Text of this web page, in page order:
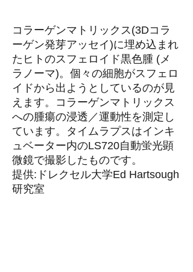
コラーゲンマトリックス(3Dコラ
ーゲン発芽アッセイ)に埋め込まれ
たヒトのスフェロイド黒色腫 (メ
ラノーマ)。個々の細胞がスフェロ
イドから出ようとしているのが見
えます。コラーゲンマトリックス
への腫瘍の浸透／運動性を測定し
ています。タイムラプスはインキ
ュベーター内のLS720自動蛍光顕
微鏡で撮影したものです。
提供:ドレクセル大学Ed Hartsough
研究室